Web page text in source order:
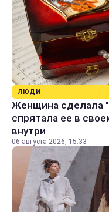
ЛЮДИ
Женщина сделала
спрятала ее в
внутри
06 августа 2026, 15:33